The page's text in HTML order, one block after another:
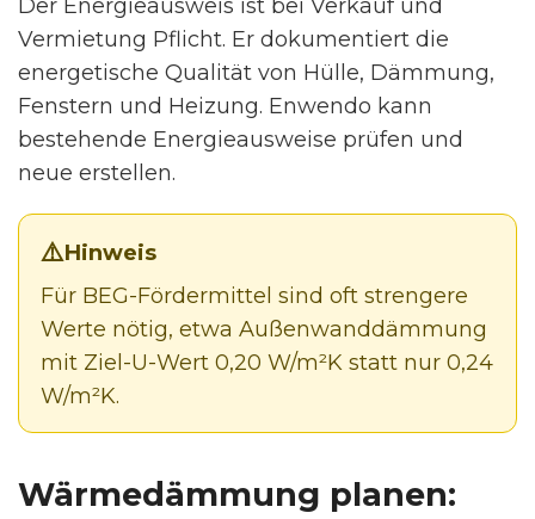
Der Energieausweis ist bei Verkauf und
Vermietung Pflicht. Er dokumentiert die
energetische Qualität von Hülle, Dämmung,
Fenstern und Heizung. Enwendo kann
bestehende Energieausweise prüfen und
neue erstellen.
Hinweis
Für BEG-Fördermittel sind oft strengere
Werte nötig, etwa Außenwanddämmung
mit Ziel-U-Wert 0,20 W/m²K statt nur 0,24
W/m²K.
Wärmedämmung planen: